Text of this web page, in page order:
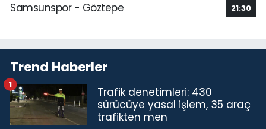
Samsunspor - Göztepe
21:30
Trend Haberler
Trafik denetimleri: 430
sürücüye yasal işlem, 35 araç
trafikten men
1